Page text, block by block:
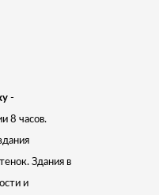
-
8 часов.
Здания в
и